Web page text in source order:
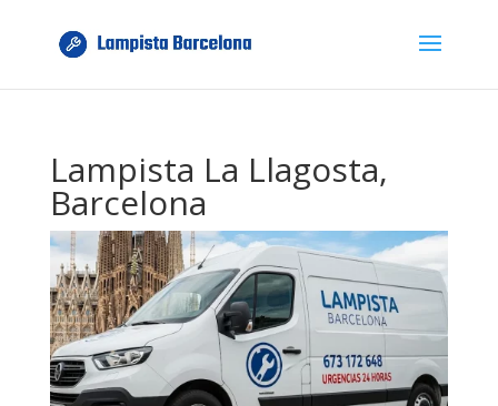
Lampista La Llagosta,
Barcelona